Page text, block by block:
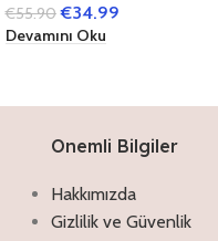
€55.90 €34.99
Devamını Oku
Onemli Bilgiler
Hakkımızda
Gizlilik ve Güvenlik